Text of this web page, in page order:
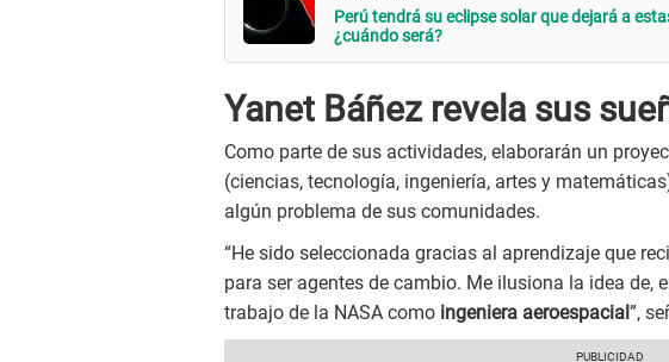
Perú tendrá su eclipse solar que dejará a
¿cuándo será?
Yanet Báñez revela sus
Como parte de sus actividades, elaborarán un
(ciencias, tecnología, ingeniería, artes y
algún problema de sus comunidades.
“He sido seleccionada gracias al aprendizaje que
para ser agentes de cambio. Me ilusiona la idea de,
trabajo de la NASA como ingeniera aeroespacial ”,